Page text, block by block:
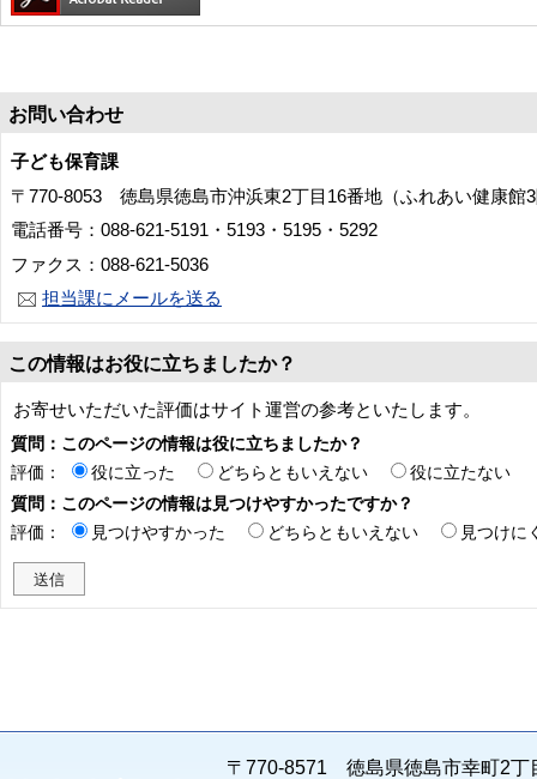
お問い合わせ
子ども保育課
〒770-8053 徳島県徳島市沖浜東2丁目16番地（ふれあい健康館
電話番号：088-621-5191・5193・5195・5292
ファクス：088-621-5036
担当課にメールを送る
この情報はお役に立ちましたか？
お寄せいただいた評価はサイト運営の参考といたします。
質問：このページの情報は役に立ちましたか？
評価：
役に立った どちらともいえない
役に立たない
質問：このページの情報は見つけやすかったですか？
評価：
見つけやすかった どちらともいえない 見つけに
〒770-8571 徳島県徳島市幸町2丁